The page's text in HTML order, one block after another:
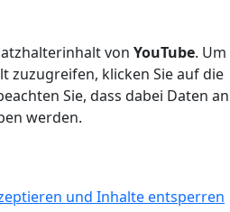
von YouTube. Um
zuzugreifen, klicken Sie auf die
Sie, dass dabei Daten an
werden.
und Inhalte entsperren